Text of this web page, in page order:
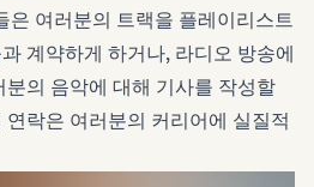
은 여러분의 트랙을 플레이리스트
계약하게 하거나, 라디오 방송에
의 음악에 대해 기사를 작성할
락은 여러분의 커리어에 실질적